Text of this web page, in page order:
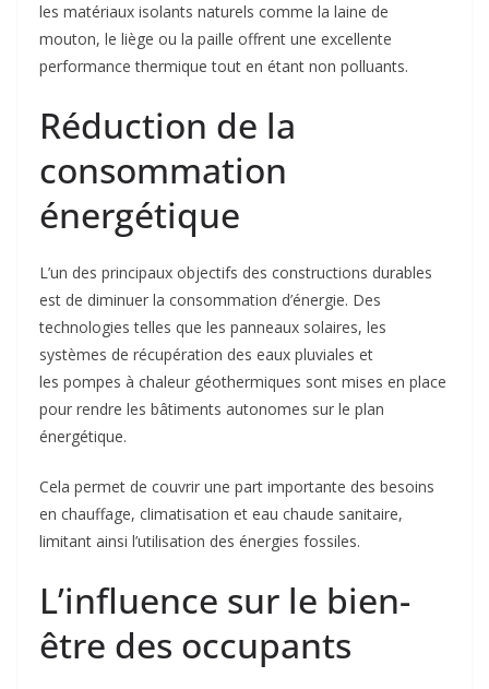
les matériaux isolants naturels comme la laine de
mouton, le liège ou la paille offrent une excellente
performance thermique tout en étant non polluants.
Réduction de la
consommation
énergétique
L’un des principaux objectifs des constructions durables
est de diminuer la consommation d’énergie. Des
technologies telles que les panneaux solaires, les
systèmes de récupération des eaux pluviales et
les pompes à chaleur géothermiques sont mises en place
pour rendre les bâtiments autonomes sur le plan
énergétique.
Cela permet de couvrir une part importante des besoins
en chauffage, climatisation et eau chaude sanitaire,
limitant ainsi l’utilisation des énergies fossiles.
L’influence sur le bien-
être des occupants